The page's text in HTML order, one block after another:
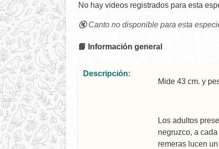
No hay videos registrados para esta
🔇 Canto no disponible para esta
📘 Información general
Descripción:
Mide 43 cm. y
Los adultos
negruzco, a
remeras lucen